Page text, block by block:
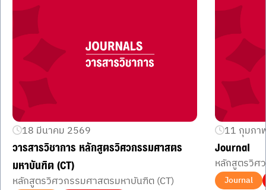
18 มีนาคม 2569
วารสารวิชาการ หลักสูตรวิศวกรรมศาสตร
มหาบันฑิต (CT)
หลักสูตรวิศวกรรมศาสตรมหาบันฑิต (CT)
11 กุมภา
Journal
หลักสูตรวิศ
Journal